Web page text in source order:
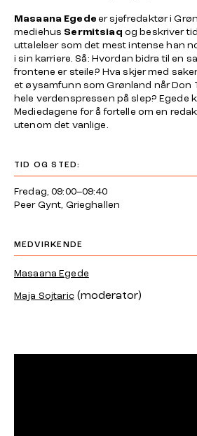
Masaana Egede er sjefredaktør i
mediehus Sermitsiaq og beskriver
uttalelser som det mest intense han
i sin karriere. Så: Hvordan bidra til en
frontene er steile? Hva skjer med
et øysamfunn som Grønland når Don
hele verdenspressen på slep? Egede
Mediedagene for å fortelle om en
utenom det vanlige.
TID OG STED:
Fredag, 09:00–09:40
Peer Gynt, Grieghallen
MEDVIRKENDE
Masaana Egede
Maja Sojtaric (moderator)